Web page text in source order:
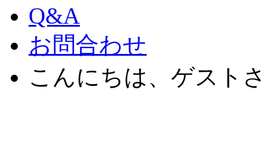
Q&A
お問合わせ
こんにちは、ゲスト